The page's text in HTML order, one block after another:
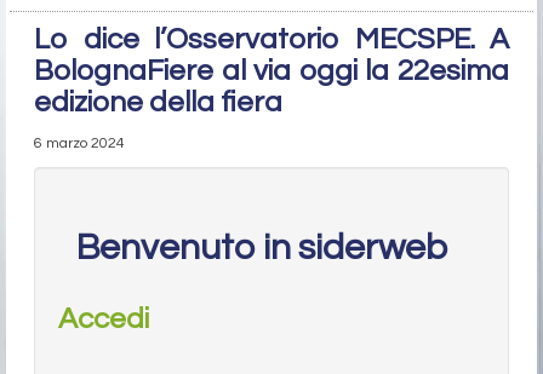
Lo dice l’Osservatorio MECSPE. A
BolognaFiere al via oggi la 22esima
edizione della fiera
6 marzo 2024
Benvenuto in siderweb
Accedi